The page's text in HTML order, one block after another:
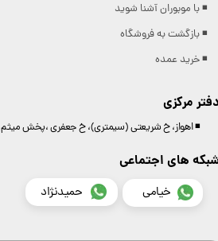
◾️ با موبوران آشنا شوید
◾️ بازگشت به فروشگاه
◾️ خرید عمده
مرکزی
◾️ اهواز، خ شریعتی (سیمتری)، خ جعفری ،پخش میثم
های اجتماعی
خیامی حمیدنژاد